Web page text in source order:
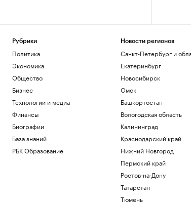
Рубрики
Политика
Экономика
Общество
Бизнес
Технологии и медиа
Финансы
Биографии
База знаний
РБК Образование
Новости регионов
Санкт-Петербург и
Екатеринбург
Новосибирск
Омск
Башкортостан
Вологодская область
Калининград
Краснодарский край
Нижний Новгород
Пермский край
Ростов-на-Дону
Татарстан
Тюмень